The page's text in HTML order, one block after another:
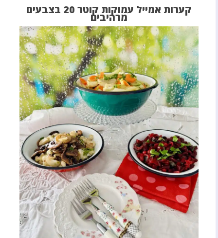
קערות אמייל עמוקות קוטר 20 בצבעים
מרהיבים